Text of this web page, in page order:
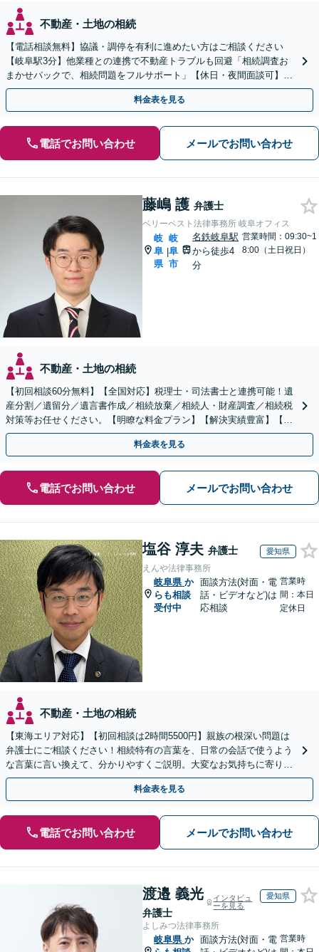
不動産・土地の相続
【電話相談無料】協議・調停を有利に進めたい方はご相談ください
【岐阜駅3分】他業種との連携で不動産トラブルも回避「相続調査お
まかせパックで、相続問題をフルサポート」【休日・夜間面談可】
【電話相談・ビデオ面談あり】【完全個室対応】
料金表を見る
電話でお問い合わせ メールでお問い合わせ
藤嶋 護 弁護士
ベリーベスト法律事務所 岐阜オフィス
岐
阜
県
|
岐
阜
市
名鉄岐阜駅
から徒歩4
分
営業時間：09:30~1
8:00（土日祝日）
不動産・土地の相続
【初回相談60分無料】【全国対応】税理士・司法書士と連携可能！遺
産分割／遺留分／遺言書作成／相続放棄／相続人・財産調査／相続税
対策等お任せください。【明瞭な料金プラン】【解決実績豊富】【電
話相談可】
料金表を見る
電話でお問い合わせ メールでお問い合わせ
塩谷 淳夫 弁護士 愛知県
えんや法律事務所
岐阜県 か
らも相談
受付中
面談方法(対面・電
話・ビデオなど)は
応相談
営業時
間：本日
定休日
不動産・土地の相続
【東海エリア対応】【初回相談は2時間5500円】親族の根深い問題は
弁護士にご相談ください！相続特有の言葉を、日常の会話で使うよう
な言葉に言い換えて、分かりやすくご説明。大変なお気持ちに寄り添
い、納得できる解決を目指します
料金表を見る
電話でお問い合わせ メールでお問い合わせ
渡邉 義光
弁護士
インタビュ
ーを見る
愛知県
よしみつ法律事務所
岐阜県 か 面談方法(対面・電 営業時